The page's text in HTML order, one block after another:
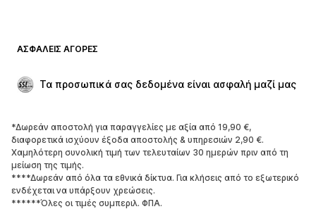
Περιστάσεις
Aποκλειστικά
ΠΑΠΟΎΤΣΙΑ
ΝΕΑ
Trending
Sneakers
Μποτάκια
Γόβες και ψηλοτάκουνα
ΑΣΦΑΛΕΊΣ ΑΓΟΡΈΣ
Τα προσωπικά σας δεδομένα είναι ασφαλή μαζί μας
*Δωρεάν αποστολή για παραγγελίες με αξία από 19,90 €,
διαφορετικά ισχύουν έξοδα αποστολής & υπηρεσιών 2,90 €.
Χαμηλότερη συνολική τιμή των τελευταίων 30 ημερών πριν από τη
μείωση της τιμής.
****Δωρεάν από όλα τα εθνικά δίκτυα. Για κλήσεις από το εξωτερικό
ενδέχεται να υπάρξουν χρεώσεις.
******Όλες οι τιμές συμπεριλ. ΦΠΑ.